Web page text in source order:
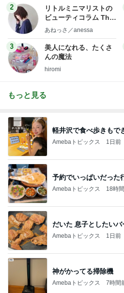
2
リトルミニマリストの
ビューティコラム The
little minimalist's bea
あねっさ／anessa
3
美人になれる、たくさ
んの魔法
hiromi
もっと見る
軽井沢で食べ歩きもで
Amebaトピックス 1日前
予約でいっぱいだった
Amebaトピックス 18時
だいた 息子としたい
Amebaトピックス 1日前
神がかってる掃除機
Amebaトピックス 7時間